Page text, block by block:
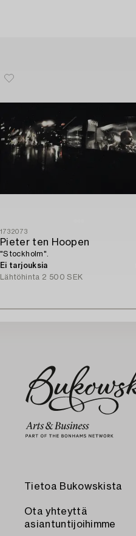
1732073
Pieter ten Hoopen
"Stockholm".
Ei tarjouksia
Lähtöhinta 2 500 SEK
Tietoa Bukowskista
Ota yhteyttä
asiantuntijoihimme